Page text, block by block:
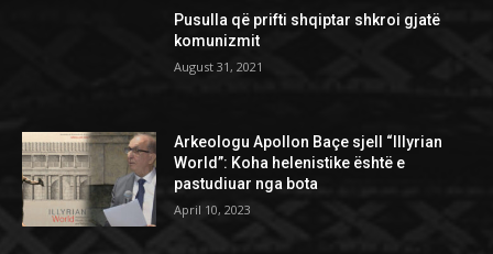
Pusulla që prifti shqiptar shkroi gjatë
komunizmit
August 31, 2021
Arkeologu Apollon Baçe sjell “Illyrian
World”: Koha helenistike është e
pastudiuar nga bota
April 10, 2023